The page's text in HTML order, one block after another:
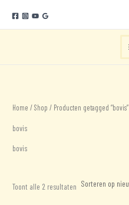
naar
de
Home /Shop / Producten getagged “bovis”
bovis
bovis
Toont alle 2 resultaten Gesorteerd